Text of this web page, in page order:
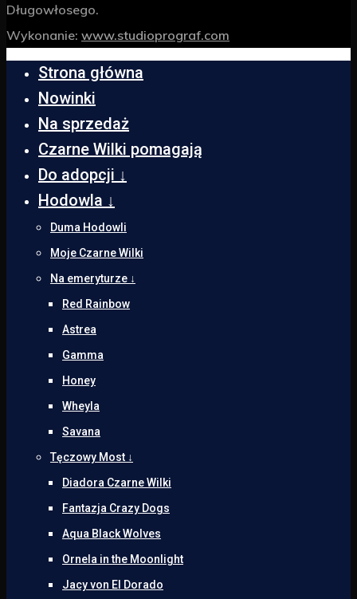
Długowłosego.
Wykonanie: www.studioprograf.com
Strona główna
Nowinki
Na sprzedaż
Czarne Wilki pomagają
Do adopcji ↓
Hodowla ↓
Duma Hodowli
Moje Czarne Wilki
Na emeryturze ↓
Red Rainbow
Astrea
Gamma
Honey
Wheyla
Savana
Tęczowy Most ↓
Diadora Czarne Wilki
Fantazja Crazy Dogs
Aqua Black Wolves
Ornela in the Moonlight
Jacy von El Dorado